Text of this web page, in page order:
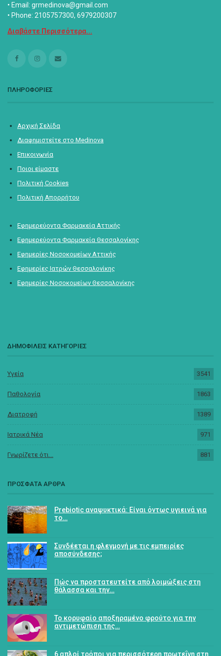
• Email: grmedinova@gmail.com
• Phone: 2105757300, 6979200307
Διαβάστε Περισσότερα...
ΠΛΗΡΟΦΟΡΙΕΣ
Αρχική Σελίδα
Διαφημιστείτε στο Medinova
Επικοινωνία
Ποιοι είμαστε
Πολιτική Cookies
Πολιτική Απορρήτου
Εφημερεύοντα Φαρμακεία Αττικής
Εφημερεύοντα Φαρμακεία Θεσσαλονίκης
Εφημερίες Νοσοκομείων Αττικής
Εφημερίες Ιατρών Θεσσαλονίκης
Εφημερίες Νοσοκομείων Θεσσαλονίκης
ΔΗΜΟΦΙΛΕΙΣ ΚΑΤΗΓΟΡΙΕΣ
Υγεία 3541
Παθολογία 1863
Διατροφή 1389
Ιατρικά Νέα 971
Γνωρίζετε ότι... 881
ΠΡΟΣΦΑΤΑ ΑΡΘΡΑ
Prebiotic αναψυκτικά: Είναι όντως υγιεινά για
το…
Συνδέεται η φλεγμονή με τις εμπειρίες
αποσύνδεσης;
Πώς να προστατευτείτε από λοιμώξεις στη
θάλασσα και την…
Το κορυφαίο αποξηραμένο φρούτο για την
αντιμετώπιση της…
6 απλοί τρόποι για περισσότερη πρωτεΐνη στη